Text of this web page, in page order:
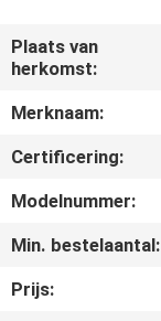
SHOW
ONGEVEER
ONS
Plaats van
herkomst:
Merknaam:
Certificering:
Modelnummer:
Min. bestelaantal:
Prijs: